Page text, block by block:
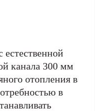
канала 300 мм
отопления в
в